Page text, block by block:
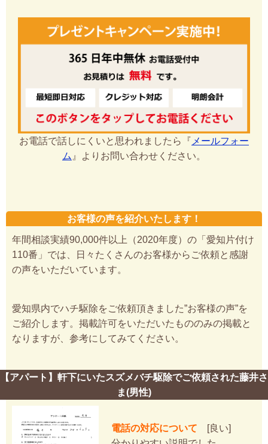
お電話で話しにくいと思われましたら『 メールフォー
ム 』よりお問い合わせください。
お客様の声を紹介いたします！
年間相談実績90,000件以上（2020年度）の「愛知片付け
110番」では、日々たくさんのお客様からご依頼と感謝
の声をいただいています。
愛知県内でハチ駆除をご依頼頂きました”お客様の声”を
ご紹介します。掲載許可をいただいたもののみの掲載と
なりますが、参考にしてみてください。
【アパート】軒下にいたスズメバチ駆除でご依頼された藤井さ
ま(男性)
電話の対応について [良い]